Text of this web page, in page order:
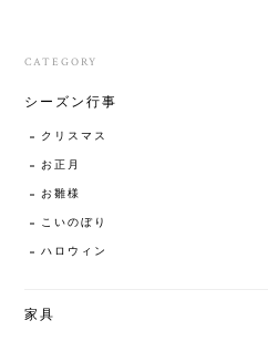
CATEGORY
シーズン行事
クリスマス
お正月
お雛様
こいのぼり
ハロウィン
家具